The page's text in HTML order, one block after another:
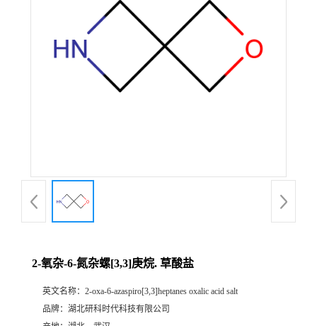
2-氧杂-6-氮杂螺[3,3]庚烷. 草酸盐
英文名称： 2-oxa-6-azaspiro[3,3]heptanes oxalic acid salt
品牌： 湖北研科时代科技有限公司